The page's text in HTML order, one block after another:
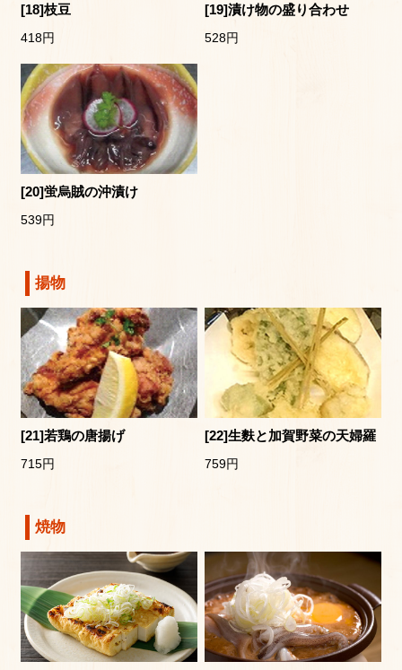
[18]枝豆
418円
[19]漬け物の盛り合わせ
528円
[20]蛍烏賊の沖漬け
539円
揚物
[21]若鶏の唐揚げ
715円
[22]生麩と加賀野菜の天婦羅
759円
焼物